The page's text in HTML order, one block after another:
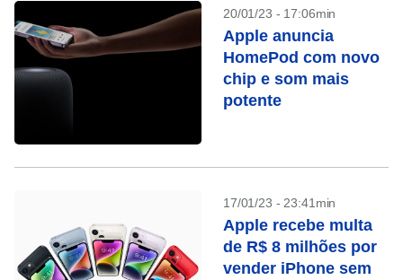
20/01/23 - 17:06min
Apple anuncia
HomePod com novo
chip e som mais
potente
17/01/23 - 23:41min
Apple recebe multa
de R$ 8 milhões por
vender iPhone sem